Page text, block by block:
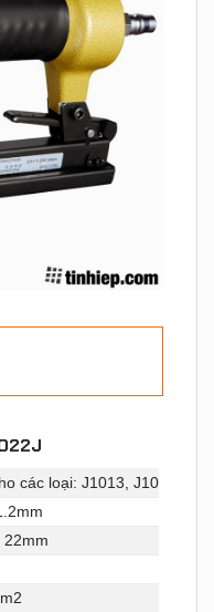
các loại: J1013, J1016,
22mm